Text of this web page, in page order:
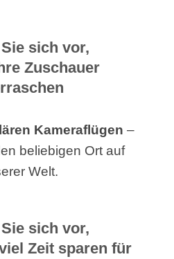
sich vor,
Zuschauer
Kameraflügen –
beliebigen Ort auf
Welt.
sich vor,
Zeit sparen für